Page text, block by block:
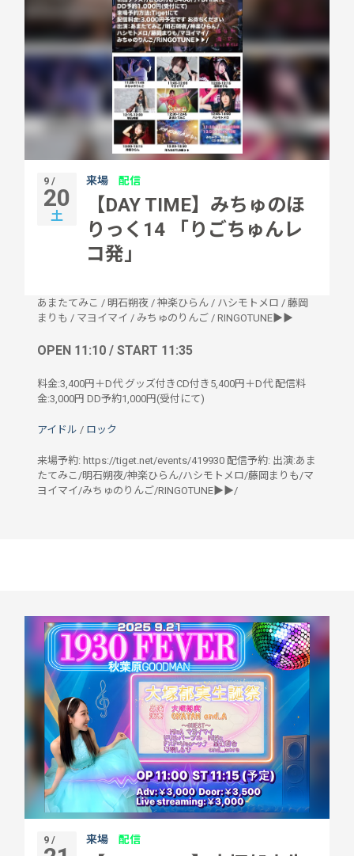
9 /
20
土
来場 配信
【DAY TIME】みちゅのほ
りっく14 「りごちゅんレ
コ発」
あまたてみこ / 明石朔夜 / 神楽ひらん / ハシモトメロ / 藤岡
まりも / マヨイマイ / みちゅのりんご / RINGOTUNE▶▶
OPEN 11:10 / START 11:35
料金:3,400円＋D代 グッズ付きCD付き5,400円＋D代 配信料
金:3,000円 DD予約1,000円(受付にて)
アイドル / ロック
来場予約: https://tiget.net/events/419930 配信予約: 出演:あま
たてみこ/明石朔夜/神楽ひらん/ハシモトメロ/藤岡まりも/マ
ヨイマイ/みちゅのりんご/RINGOTUNE▶▶/
9 / 来場 配信